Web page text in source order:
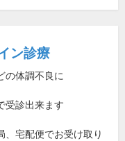
ン診療
の体調不良に
受診出来ます
、宅配便でお受け取り